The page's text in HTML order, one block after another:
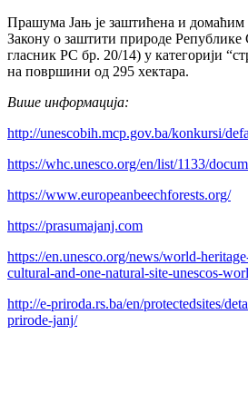
Прашума Јањ је заштићена и домаћим
Закону о заштити природе
гласник РС бр. 20/14) у категорији
на површини од 295 хектара.
Више информација:
http://unescobih.mcp.gov.ba/konkursi/
https://whc.unesco.org/en/list/1133/
https://www.europeanbeechforests.org/
https://prasumajanj.com
https://en.unesco.org/news/world-
cultural-and-one-natural-site-unescos-
http://e-priroda.rs.ba/en/protectedsites/
prirode-janj/